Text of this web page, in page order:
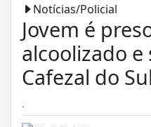
Notícias/Policial
Jovem é
alcoolizado e
Cafezal do Sul
.